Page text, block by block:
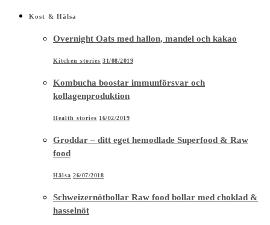
Kost & Hälsa
Overnight Oats med hallon, mandel och kakao
Kitchen stories 31/08/2019
Kombucha boostar immunförsvar och
kollagenproduktion
Health stories 16/02/2019
Groddar – ditt eget hemodlade Superfood & Raw
food
Hälsa 26/07/2018
Schweizernötbollar Raw food bollar med choklad &
hasselnöt